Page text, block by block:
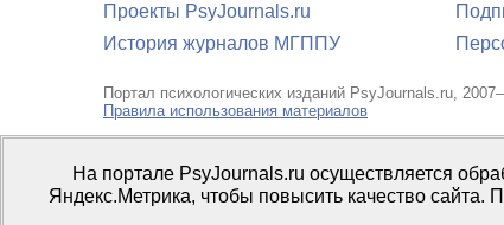
Проекты PsyJournals.ru
История журналов МГППУ
Портал психологических изданий PsyJournals.ru,
Правила использования материалов
Свидетельство регистрации СМИЭл № ФС77-66447 от
Издатель:ФГБОУ ВО МГППУ
На портале PsyJournals.ru осуществляется
Яндекс.Метрика, чтобы повысить качество сайта.